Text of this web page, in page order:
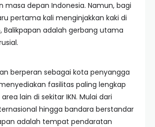
masa depan Indonesia. Namun, bagi
pertama kali menginjakkan kaki di
Balikpapan adalah gerbang utama
berperan sebagai kota penyangga
fasilitas paling lengkap
lain di sekitar IKN. Mulai dari
hingga bandara berstandar
adalah tempat pendaratan